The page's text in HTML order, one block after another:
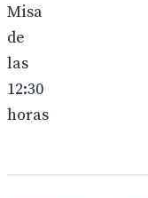
Misa
de
las
12:30
horas